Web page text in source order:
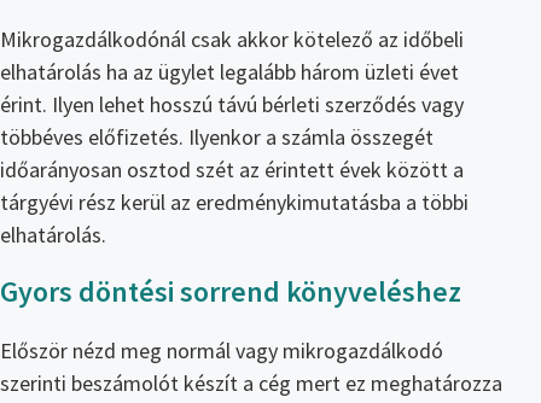
Mikrogazdálkodónál csak akkor kötelező az időbeli
elhatárolás ha az ügylet legalább három üzleti évet
érint. Ilyen lehet hosszú távú bérleti szerződés vagy
többéves előfizetés. Ilyenkor a számla összegét
időarányosan osztod szét az érintett évek között a
tárgyévi rész kerül az eredménykimutatásba a többi
elhatárolás.
Gyors döntési sorrend könyveléshez
Először nézd meg normál vagy mikrogazdálkodó
szerinti beszámolót készít a cég mert ez meghatározza